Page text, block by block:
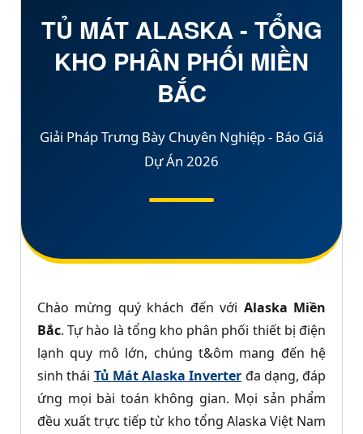
TỦ MÁT ALASKA - TỔNG
KHO PHÂN PHỐI MIỀN
BẮC
Giải Pháp Trưng Bày Chuyên Nghiệp - Báo Giá
Dự Án 2026
Chào mừng quý khách đến với Alaska Miền
Bắc. Tự hào là tổng kho phân phối thiết bị điện
lạnh quy mô lớn, chúng t&ôm mang đến hệ
sinh thái Tủ Mát Alaska Inverter đa dạng, đáp
ứng mọi bài toán không gian. Mọi sản phẩm
đều xuất trực tiếp từ kho tổng Alaska Việt Nam